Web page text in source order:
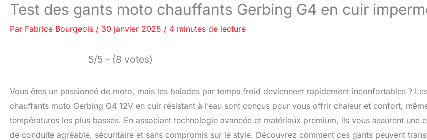
Test des gants moto chauffants Gerbing G4 en cuir
Par Fabrice Bourgeois / 30 janvier 2025 / 4 minutes de lecture
5/5 - (8 votes)
Vous êtes un passionné de moto, mais les balades par temps froid deviennent rapidement inconfortables ?
chauffants moto Gerbing G4 12V en cuir résistant à l’eau sont conçus pour vous offrir chaleur et confort,
températures les plus basses. En associant technologie avancée et matériaux premium, ils vous assurent une
de conduite agréable, sécuritaire et sans compromis sur le style. Découvrez comment ces gants peuvent